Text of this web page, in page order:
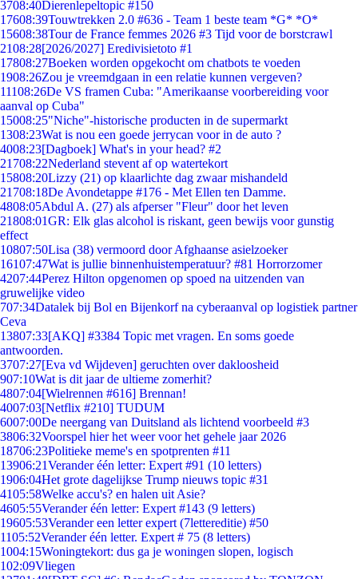
3708:40Dierenlepeltopic #150
17608:39Touwtrekken 2.0 #636 - Team 1 beste team *G* *O*
15608:38Tour de France femmes 2026 #3 Tijd voor de borstcrawl
2108:28[2026/2027] Eredivisietoto #1
17808:27Boeken worden opgekocht om chatbots te voeden
1908:26Zou je vreemdgaan in een relatie kunnen vergeven?
11108:26De VS framen Cuba: "Amerikaanse voorbereiding voor
aanval op Cuba"
15008:25"Niche"-historische producten in de supermarkt
1308:23Wat is nou een goede jerrycan voor in de auto ?
4008:23[Dagboek] What's in your head? #2
21708:22Nederland stevent af op watertekort
15808:20Lizzy (21) op klaarlichte dag zwaar mishandeld
21708:18De Avondetappe #176 - Met Ellen ten Damme.
4808:05Abdul A. (27) als afperser "Fleur" door het leven
21808:01GR: Elk glas alcohol is riskant, geen bewijs voor gunstig
effect
10807:50Lisa (38) vermoord door Afghaanse asielzoeker
16107:47Wat is jullie binnenhuistemperatuur? #81 Horrorzomer
4207:44Perez Hilton opgenomen op spoed na uitzenden van
gruwelijke video
707:34Datalek bij Bol en Bijenkorf na cyberaanval op logistiek partner
Ceva
13807:33[AKQ] #3384 Topic met vragen. En soms goede
antwoorden.
3707:27[Eva vd Wijdeven] geruchten over dakloosheid
907:10Wat is dit jaar de ultieme zomerhit?
4807:04[Wielrennen #616] Brennan!
4007:03[Netflix #210] TUDUM
6007:00De neergang van Duitsland als lichtend voorbeeld #3
3806:32Voorspel hier het weer voor het gehele jaar 2026
18706:23Politieke meme's en spotprenten #11
13906:21Verander één letter: Expert #91 (10 letters)
1906:04Het grote dagelijkse Trump nieuws topic #31
4105:58Welke accu's? en halen uit Asie?
4605:55Verander één letter: Expert #143 (9 letters)
19605:53Verander een letter expert (7lettereditie) #50
1105:52Verander één letter. Expert # 75 (8 letters)
1004:15Woningtekort: dus ga je woningen slopen, logisch
102:09Vliegen